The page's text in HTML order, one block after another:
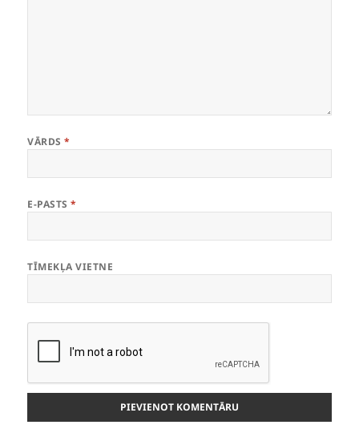
VĀRDS*
E-PASTS*
TĪMEKĻA VIETNE